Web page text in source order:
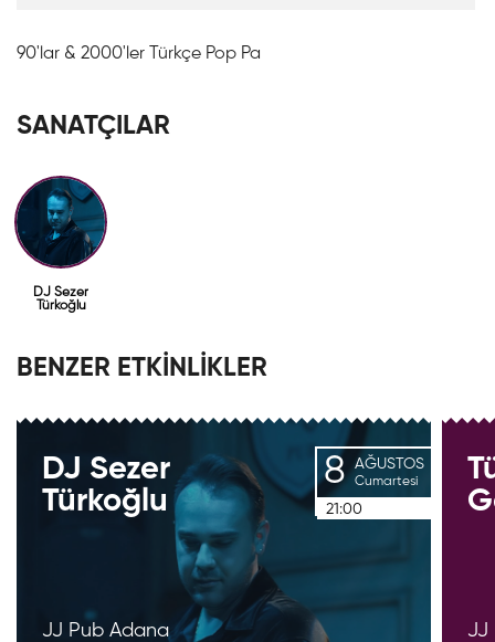
90'lar & 2000'ler Türkçe Pop Pa
SANATÇILAR
DJ Sezer
Türkoğlu
BENZER ETKİNLİKLER
DJ Sezer
Türkoğlu
JJ Pub Adana
8 AĞUSTOS
Cumartesi
21:00
JJ